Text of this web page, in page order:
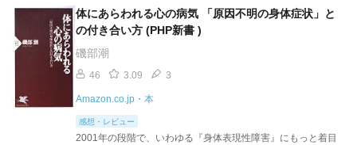
体にあらわれる心の病気 「原因不明の身体症状」と
の付き合い方 (PHP新書 )
磯部潮
46 3.09 3
Amazon.co.jp・本
感想・レビュー
2001年の段階で、いわゆる『身体表現性障害』にもっと着目